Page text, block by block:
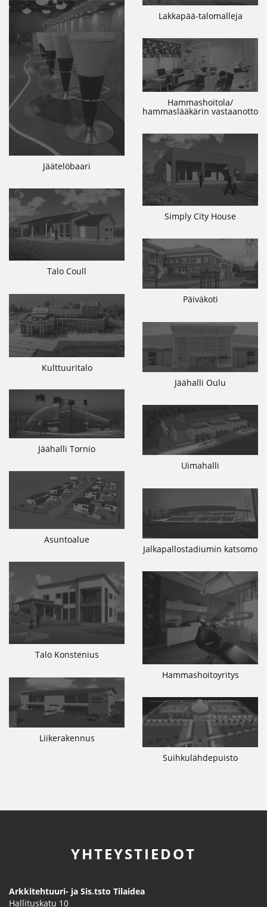
Lakkapää-talomalleja
Jäätelöbaari
Hammashoitola/
hammaslääkärin vastaanotto
Simply City House
Talo Coull
Päiväkoti
Kulttuuritalo
Jäähalli Oulu
Jäähalli Tornio
Uimahalli
Asuntoalue
Jalkapallostadiumin katsomo
Talo Konstenius
Hammashoitoyritys
Liikerakennus
Suihkulähdepuisto
YHTEYSTIEDOT
Arkkitehtuuri- ja Sis.tsto Tilaidea
Hallituskatu 10